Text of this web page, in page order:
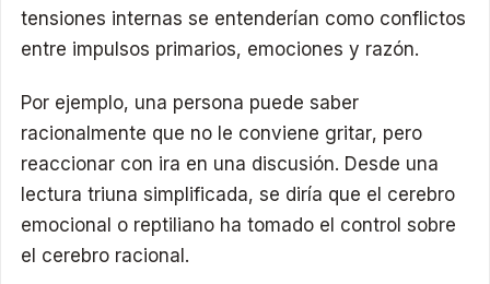
tensiones internas se entenderían como conflictos
entre impulsos primarios, emociones y razón.
Por ejemplo, una persona puede saber
racionalmente que no le conviene gritar, pero
reaccionar con ira en una discusión. Desde una
lectura triuna simplificada, se diría que el cerebro
emocional o reptiliano ha tomado el control sobre
el cerebro racional.